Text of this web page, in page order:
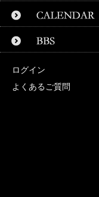
ログイン
よくあるご質問